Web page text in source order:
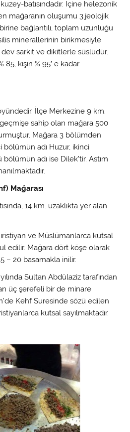
batısındadır. İçine helezonik
mağaranın oluşumu 3.jeolojik
bağlantılı, toplam uzunluğu
minerallerinin birikmesiyle
sarkıt ve dikitlerle süslüdür.
85, kışın % 95′ e kadar
İlçe Merkezine 9 km.
geçmişe sahip olan mağara 500
Mağara 3 bölümden
adı Huzur, ikinci
adı ise Dilek’tir. Astım
Mağarası
14 km. uzaklıkta yer alan
ve Müslümanlarca kutsal
edilir. Mağara dört köşe olarak
– 20 basamakla inilir.
Sultan Abdülaziz tarafından
üç şerefeli bir de minare
Kehf Suresinde sözü edilen
kutsal sayılmaktadır.